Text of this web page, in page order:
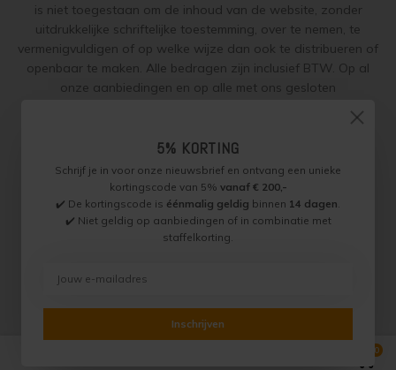
0
is niet toegestaan om de inhoud van de website, zonder
uitdrukkelijke schriftelijke toestemming, over te nemen, te
vermenigvuldigen of op welke wijze dan ook te distribueren of
openbaar te maken. Alle bedragen zijn inclusief BTW. Op al
onze aanbiedingen en op alle met ons gesloten
en de
Aanvullende Voorwaarden van toepassing. Onze adviezen
worden naar beste weten verstrekt, toepassing is altijd op
eigen verantwoordelijkheid.
Jotun Specialist, Onderdeel van Paint Productions.
bezoek of retouradres)
© Copyright 2026 Jotun Specialist
5% KORTING
Schrijf je in voor onze nieuwsbrief en ontvang een unieke
kortingscode van 5% vanaf € 200,-
✔️ De kortingscode is éénmalig geldig binnen 14 dagen.
✔️ Niet geldig op aanbiedingen of in combinatie met
staffelkorting.
Inschrijven